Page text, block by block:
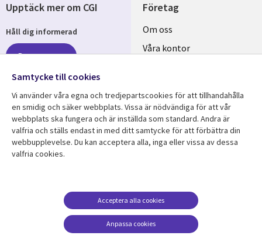
Företag
Useful
links
Om oss
Våra kontor
Legal
SWEDEN
Integritet och
dataskydd
Upptäck mer om CGI
Håll dig informerad
Prenumerera
Följ oss
Social
Media
SWEDEN
Samtycke till cookies
Vi använder våra egna och tredjepartscookies för att tillhandahålla
en smidig och säker webbplats. Vissa är nödvändiga för att vår
webbplats ska fungera och är inställda som standard. Andra är
valfria och ställs endast in med ditt samtycke för att förbättra din
webbupplevelse. Du kan acceptera alla, inga eller vissa av dessa
valfria cookies.
Anpassa cookies
Acceptera alla cookies